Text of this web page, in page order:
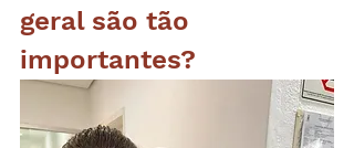
geral são tão
importantes?